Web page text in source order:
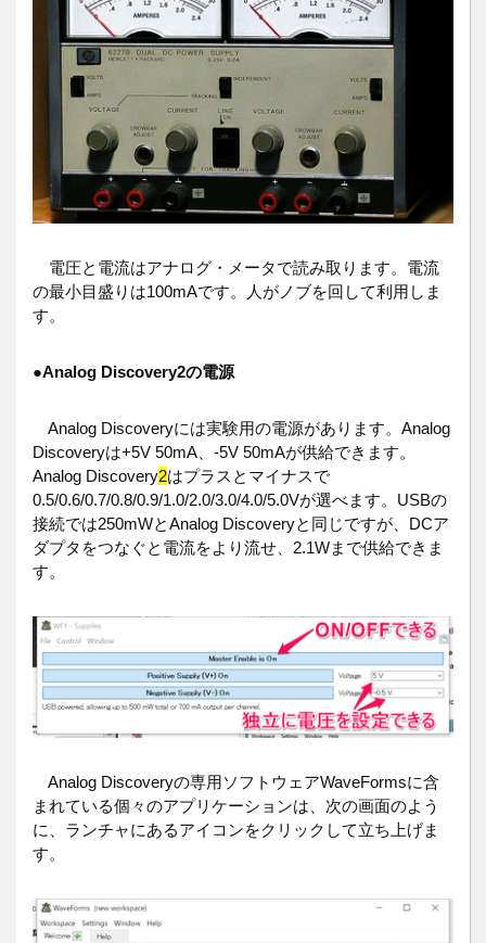
電圧と電流はアナログ・メータで読み取ります。電流
の最小目盛りは100mAです。人がノブを回して利用しま
す。
●Analog Discovery2の電源
Analog Discoveryには実験用の電源があります。Analog
Discoveryは+5V 50mA、-5V 50mAが供給できます。
Analog Discovery2はプラスとマイナスで
0.5/0.6/0.7/0.8/0.9/1.0/2.0/3.0/4.0/5.0Vが選べます。USBの
接続では250mWとAnalog Discoveryと同じですが、DCア
ダプタをつなぐと電流をより流せ、2.1Wまで供給できま
す。
Analog Discoveryの専用ソフトウェアWaveFormsに含
まれている個々のアプリケーションは、次の画面のよう
に、ランチャにあるアイコンをクリックして立ち上げま
す。